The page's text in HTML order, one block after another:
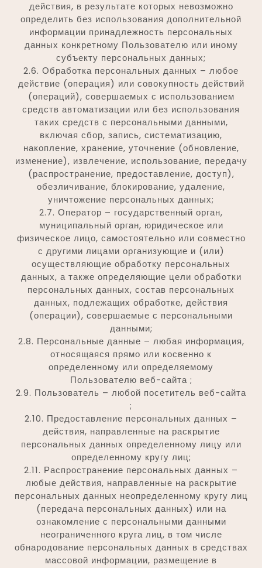
действия, в результате которых невозможно
определить без использования дополнительной
информации принадлежность персональных
данных конкретному Пользователю или иному
субъекту персональных данных;
2.6. Обработка персональных данных – любое
действие (операция) или совокупность действий
(операций), совершаемых с использованием
средств автоматизации или без использования
таких средств с персональными данными,
включая сбор, запись, систематизацию,
накопление, хранение, уточнение (обновление,
изменение), извлечение, использование, передачу
(распространение, предоставление, доступ),
обезличивание, блокирование, удаление,
уничтожение персональных данных;
2.7. Оператор – государственный орган,
муниципальный орган, юридическое или
физическое лицо, самостоятельно или совместно
с другими лицами организующие и (или)
осуществляющие обработку персональных
данных, а также определяющие цели обработки
персональных данных, состав персональных
данных, подлежащих обработке, действия
(операции), совершаемые с персональными
данными;
2.8. Персональные данные – любая информация,
относящаяся прямо или косвенно к
определенному или определяемому
Пользователю веб-сайта ;
2.9. Пользователь – любой посетитель веб-сайта
;
2.10. Предоставление персональных данных –
действия, направленные на раскрытие
персональных данных определенному лицу или
определенному кругу лиц;
2.11. Распространение персональных данных –
любые действия, направленные на раскрытие
персональных данных неопределенному кругу лиц
(передача персональных данных) или на
ознакомление с персональными данными
неограниченного круга лиц, в том числе
обнародование персональных данных в средствах
массовой информации, размещение в